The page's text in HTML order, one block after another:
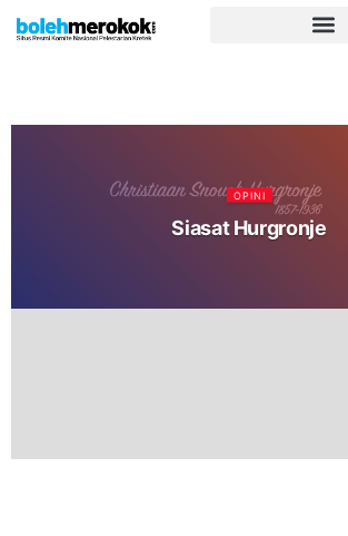
OPINI
Siasat Hurgronje